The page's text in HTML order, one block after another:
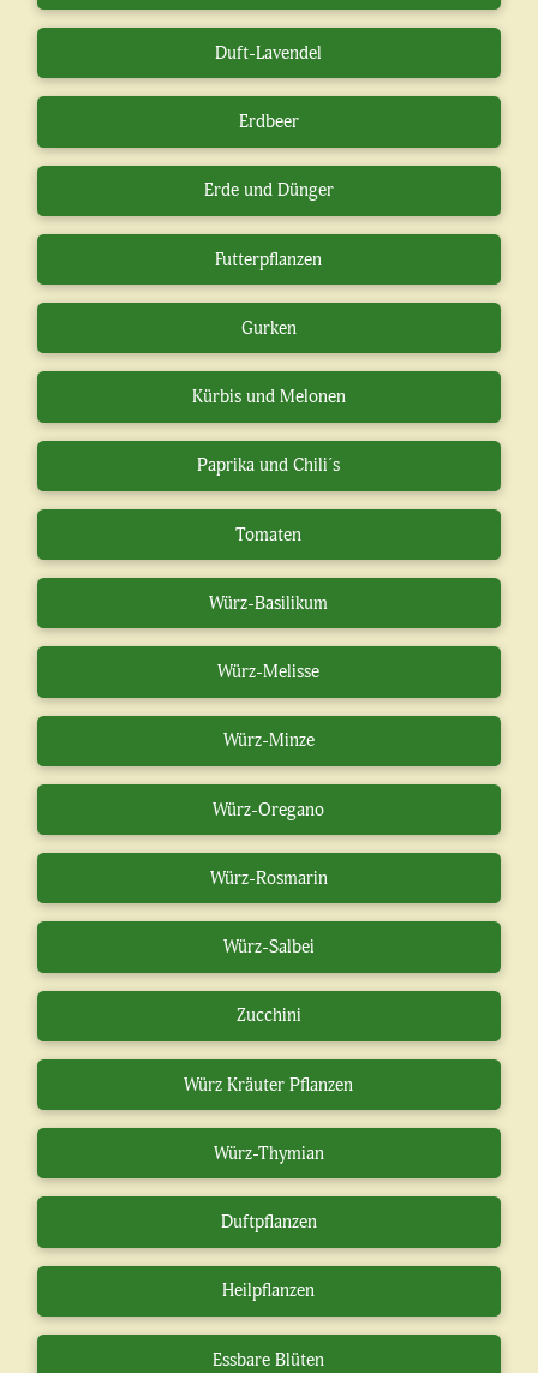
Duft-Lavendel
Erdbeer
Erde und Dünger
Futterpflanzen
Gurken
Kürbis und Melonen
Paprika und Chili´s
Tomaten
Würz-Basilikum
Würz-Melisse
Würz-Minze
Würz-Oregano
Würz-Rosmarin
Würz-Salbei
Zucchini
Würz Kräuter Pflanzen
Würz-Thymian
Duftpflanzen
Heilpflanzen
Essbare Blüten